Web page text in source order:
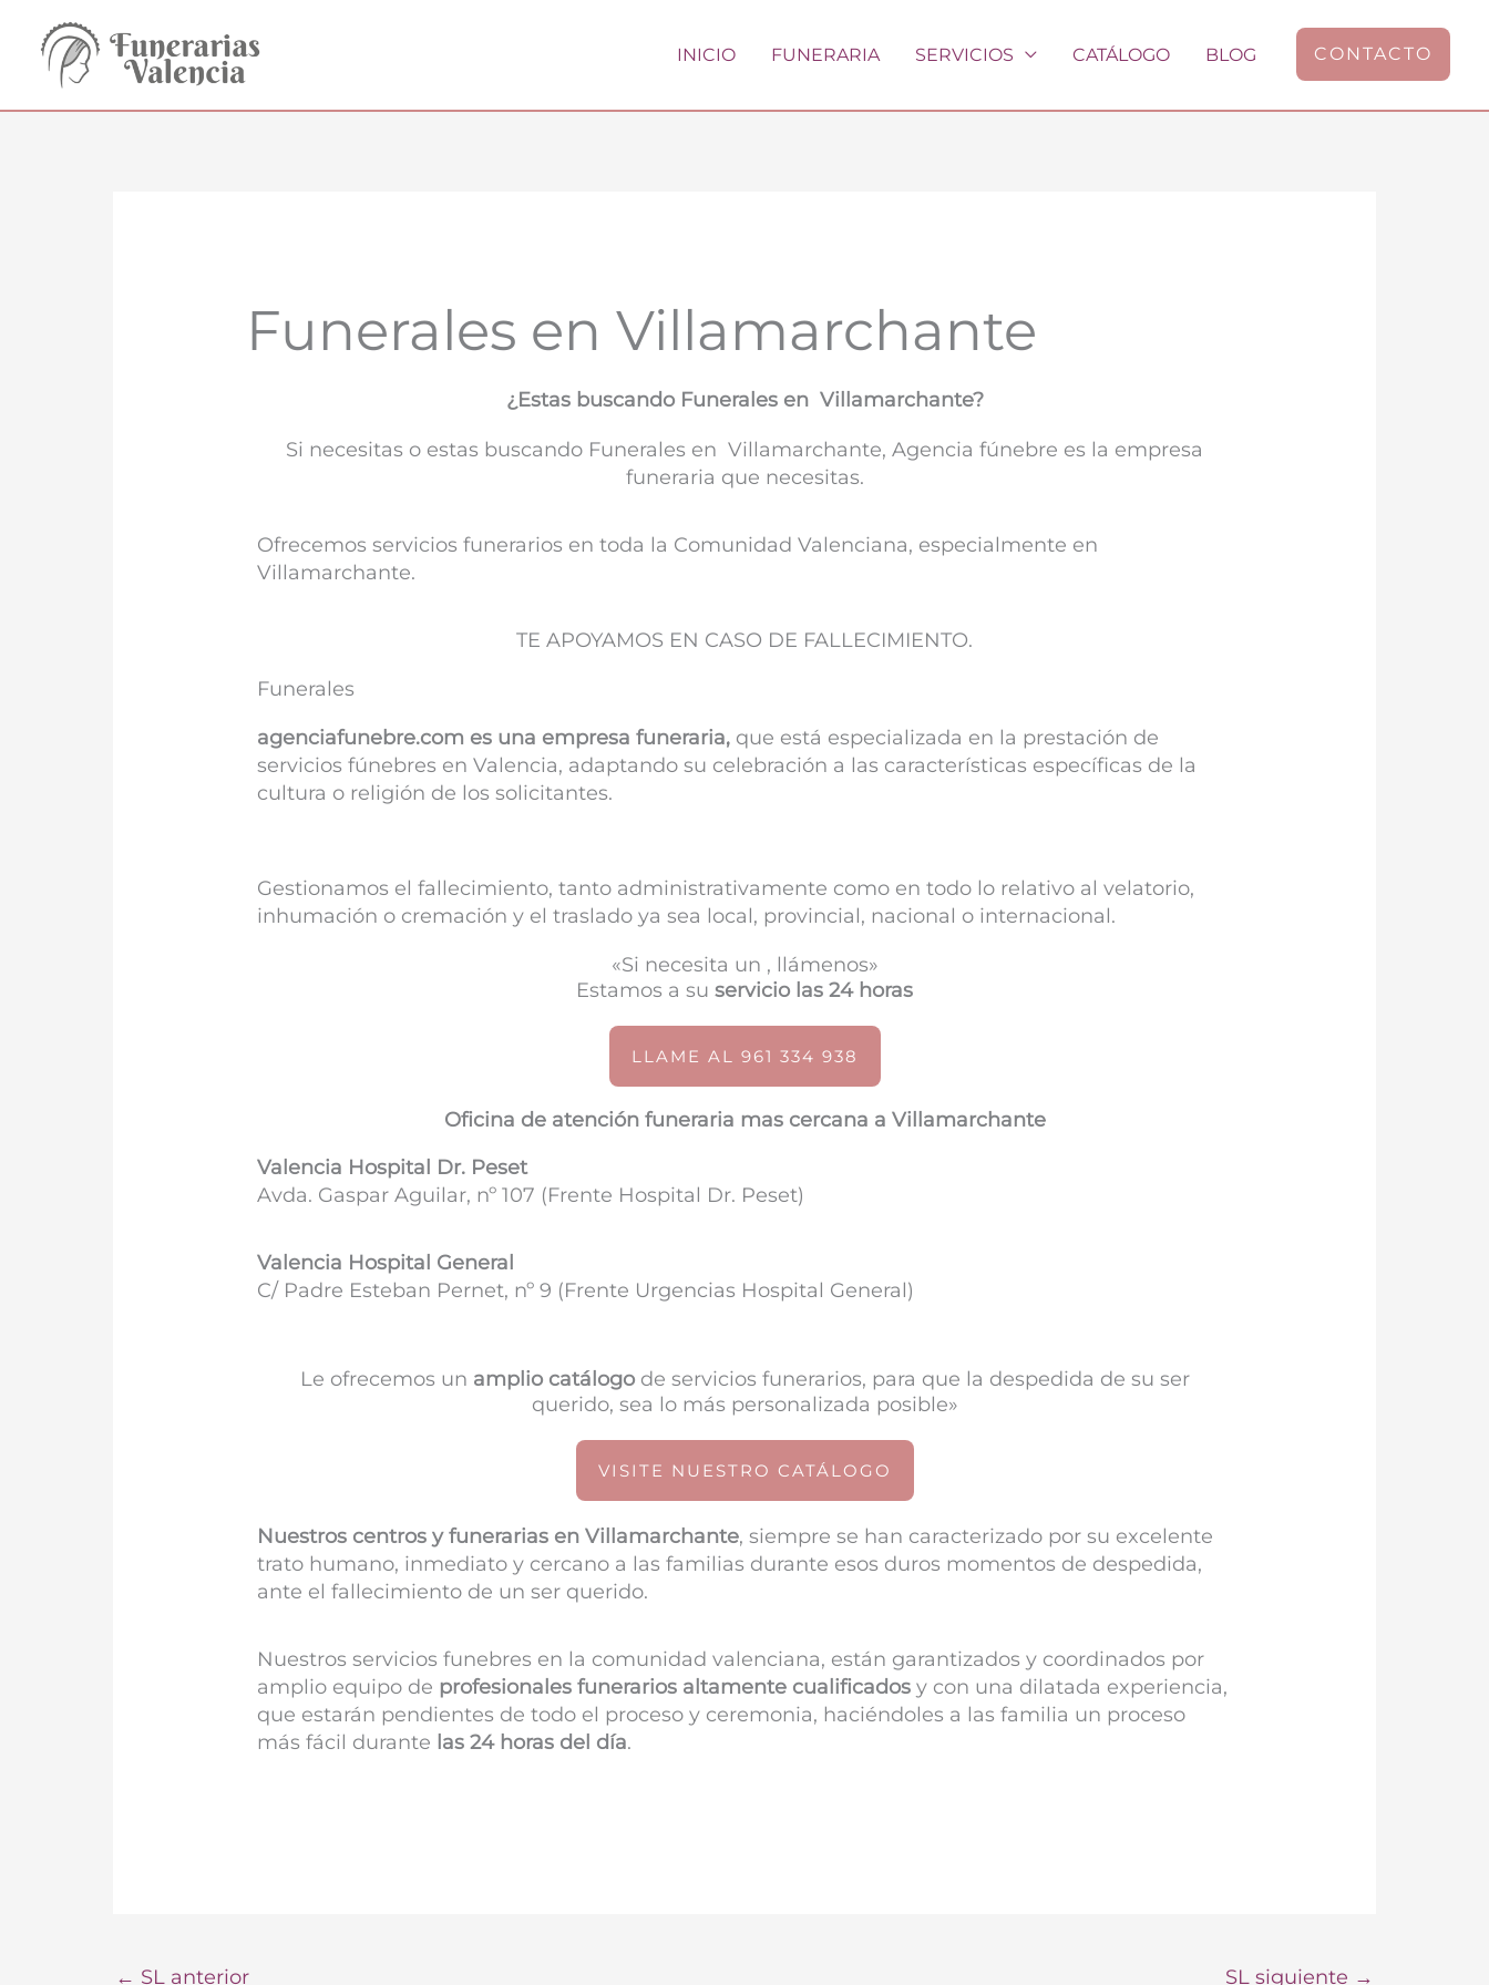
contenido
INICIO FUNERARIA SERVICIOS CATÁLOGO BLOG CONTACTO
Funerales en Villamarchante
¿Estas buscando Funerales en Villamarchante?
Si necesitas o estas buscando Funerales en Villamarchante, Agencia fúnebre es la empresa
funeraria que necesitas.
Ofrecemos servicios funerarios en toda la Comunidad Valenciana, especialmente en
Villamarchante.
TE APOYAMOS EN CASO DE FALLECIMIENTO.
Funerales
agenciafunebre.com es una empresa funeraria, que está especializada en la prestación de
servicios fúnebres en Valencia, adaptando su celebración a las características específicas de la
cultura o religión de los solicitantes.
Gestionamos el fallecimiento, tanto administrativamente como en todo lo relativo al velatorio,
inhumación o cremación y el traslado ya sea local, provincial, nacional o internacional.
«Si necesita un , llámenos»
Estamos a su servicio las 24 horas
LLAME AL 961 334 938
Oficina de atención funeraria mas cercana a Villamarchante
Valencia Hospital Dr. Peset
Avda. Gaspar Aguilar, nº 107 (Frente Hospital Dr. Peset)
Valencia Hospital General
C/ Padre Esteban Pernet, nº 9 (Frente Urgencias Hospital General)
Le ofrecemos un amplio catálogo de servicios funerarios, para que la despedida de su ser
querido, sea lo más personalizada posible»
VISITE NUESTRO CATÁLOGO
Nuestros centros y funerarias en Villamarchante, siempre se han caracterizado por su excelente
trato humano, inmediato y cercano a las familias durante esos duros momentos de despedida,
ante el fallecimiento de un ser querido.
Nuestros servicios funebres en la comunidad valenciana, están garantizados y coordinados por
amplio equipo de profesionales funerarios altamente cualificados y con una dilatada experiencia,
que estarán pendientes de todo el proceso y ceremonia, haciéndoles a las familia un proceso
más fácil durante las 24 horas del día.
← SL anterior SL siguiente →